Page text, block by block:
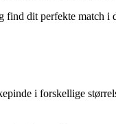
find dit perfekte match i
i forskellige